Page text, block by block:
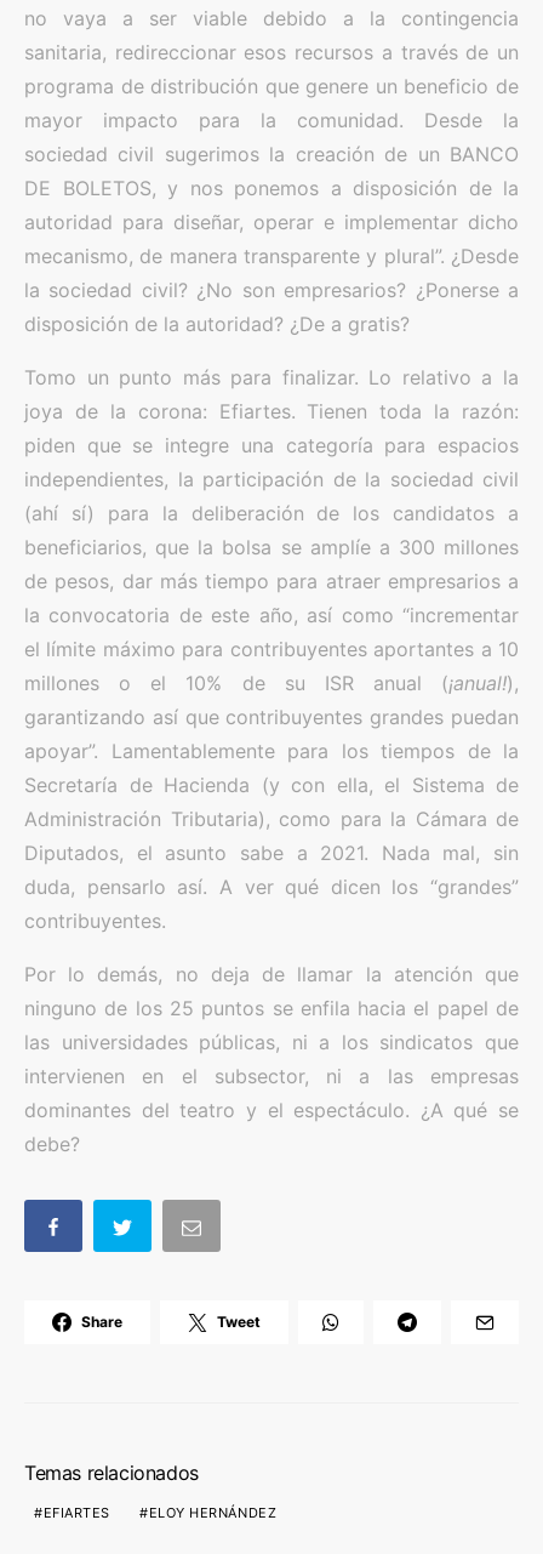
no vaya a ser viable debido a la contingencia
sanitaria, redireccionar esos recursos a través de un
programa de distribución que genere un beneficio de
mayor impacto para la comunidad. Desde la
sociedad civil sugerimos la creación de un BANCO
DE BOLETOS, y nos ponemos a disposición de la
autoridad para diseñar, operar e implementar dicho
mecanismo, de manera transparente y plural”. ¿Desde
la sociedad civil? ¿No son empresarios? ¿Ponerse a
disposición de la autoridad? ¿De a gratis?
Tomo un punto más para finalizar. Lo relativo a la
joya de la corona: Efiartes. Tienen toda la razón:
piden que se integre una categoría para espacios
independientes, la participación de la sociedad civil
(ahí sí) para la deliberación de los candidatos a
beneficiarios, que la bolsa se amplíe a 300 millones
de pesos, dar más tiempo para atraer empresarios a
la convocatoria de este año, así como “incrementar
el límite máximo para contribuyentes aportantes a 10
millones o el 10% de su ISR anual (¡anual!),
garantizando así que contribuyentes grandes puedan
apoyar”. Lamentablemente para los tiempos de la
Secretaría de Hacienda (y con ella, el Sistema de
Administración Tributaria), como para la Cámara de
Diputados, el asunto sabe a 2021. Nada mal, sin
duda, pensarlo así. A ver qué dicen los “grandes”
contribuyentes.
Por lo demás, no deja de llamar la atención que
ninguno de los 25 puntos se enfila hacia el papel de
las universidades públicas, ni a los sindicatos que
intervienen en el subsector, ni a las empresas
dominantes del teatro y el espectáculo. ¿A qué se
debe?
Share Tweet
Temas relacionados
EFIARTES ELOY HERNÁNDEZ